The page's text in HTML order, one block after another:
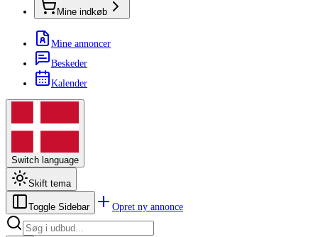
Mine indkøb
Mine annoncer
Beskeder
Kalender
Switch language
Skift tema
Toggle Sidebar Opret ny annonce